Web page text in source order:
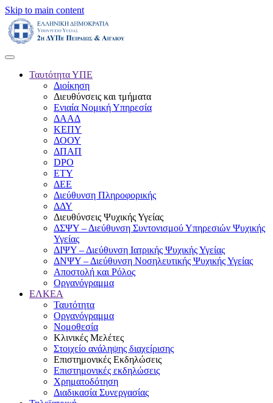
Skip to main content
Ταυτότητα ΥΠΕ
Διοίκηση
Διευθύνσεις και τμήματα
Ενιαία Νομική Υπηρεσία
ΔΑΑΔ
ΚΕΠΥ
ΔΟΟΥ
ΔΠΑΠ
DPO
ΕΤΥ
ΔΕΕ
Διεύθυνση Πληροφορικής
ΔΔΥ
Διευθύνσεις Ψυχικής Υγείας
ΔΣΨΥ – Διεύθυνση Συντονισμού Υπηρεσιών Ψυχικής
Υγείας
ΔΙΨΥ – Διεύθυνση Ιατρικής Ψυχικής Υγείας
ΔΝΨΥ – Διεύθυνση Νοσηλευτικής Ψυχικής Υγείας
Αποστολή και Ρόλος
Οργανόγραμμα
ΕΛΚΕΑ
Ταυτότητα
Οργανόγραμμα
Νομοθεσία
Κλινικές Μελέτες
Στοιχείο ανάληψης διαχείρισης
Επιστημονικές Εκδηλώσεις
Επιστημονικές εκδηλώσεις
Χρηματοδότηση
Διαδικασία Συνεργασίας